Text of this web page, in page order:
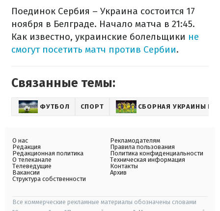
Поединок Сербия – Украина состоится 17
ноября в Белграде. Начало матча в 21:45.
Как известно, украинские болельщики не
смогут посетить матч против Сербии.
Связанные темы:
ФУТБОЛ СПОРТ СБОРНАЯ УКРАИНЫ
О нас
Редакция
Редакционная политика
О телеканале
Телеведущие
Вакансии
Структура собственности
Рекламодателям
Правила пользования
Политика конфиденциальности
Техническая информация
Контакты
Архив
Все коммерческие рекламные материалы обозначены словами